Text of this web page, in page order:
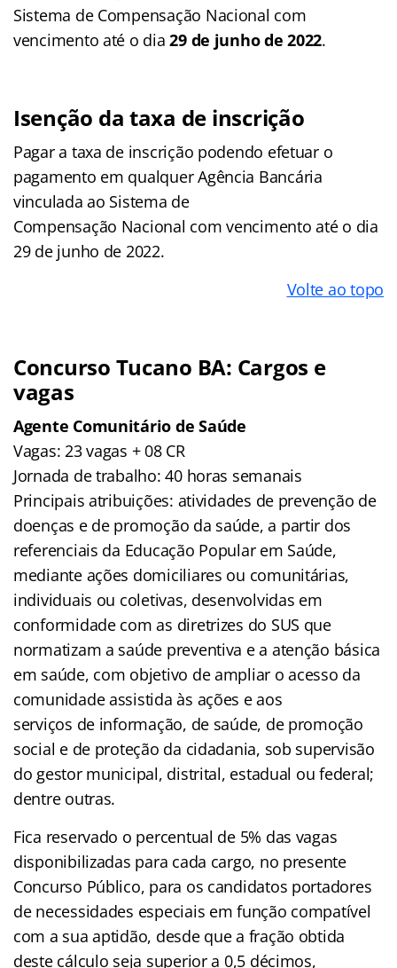
Sistema de Compensação Nacional com
vencimento até o dia29 de junho de 2022.
Isenção da taxa de inscrição
Pagar a taxa de inscrição podendo efetuar o
pagamento em qualquer Agência Bancária
vinculada ao Sistema de
Compensação Nacional com vencimento até o dia
29 de junho de 2022.
Volte ao topo
Concurso Tucano BA: Cargos e
vagas
Agente Comunitário de Saúde
Vagas: 23 vagas + 08 CR
Jornada de trabalho: 40 horas semanais
Principais atribuições: atividades de prevenção de
doenças e de promoção da saúde, a partir dos
referenciais da Educação Popular em Saúde,
mediante ações domiciliares ou comunitárias,
individuais ou coletivas, desenvolvidas em
conformidade com as diretrizes do SUS que
normatizam a saúde preventiva e a atenção básica
em saúde, com objetivo de ampliar o acesso da
comunidade assistida às ações e aos
serviços de informação, de saúde, de promoção
social e de proteção da cidadania, sob supervisão
do gestor municipal, distrital, estadual ou federal;
dentre outras.
Fica reservado o percentual de 5% das vagas
disponibilizadas para cada cargo, no presente
Concurso Público, para os candidatos portadores
de necessidades especiais em função compatível
com a sua aptidão, desde que a fração obtida
deste cálculo seja superior a 0,5 décimos,